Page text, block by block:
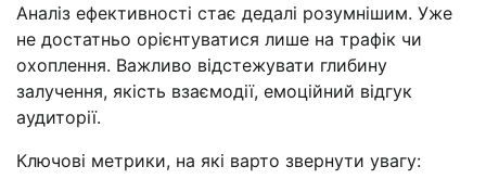
Аналіз ефективності стає дедалі розумнішим. Уже
не достатньо орієнтуватися лише на трафік чи
охоплення. Важливо відстежувати глибину
залучення, якість взаємодії, емоційний відгук
аудиторії.
Ключові метрики, на які варто звернути увагу: